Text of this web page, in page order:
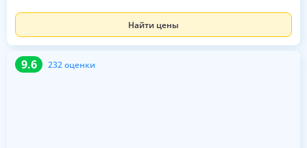
Найти цены
9.6 232 оценки
9.6 232 оценки